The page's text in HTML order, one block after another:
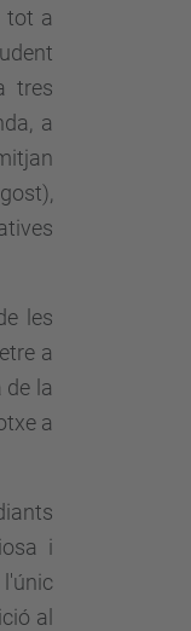
tot a
tres
a
les
a
la
a
i
l'únic
al